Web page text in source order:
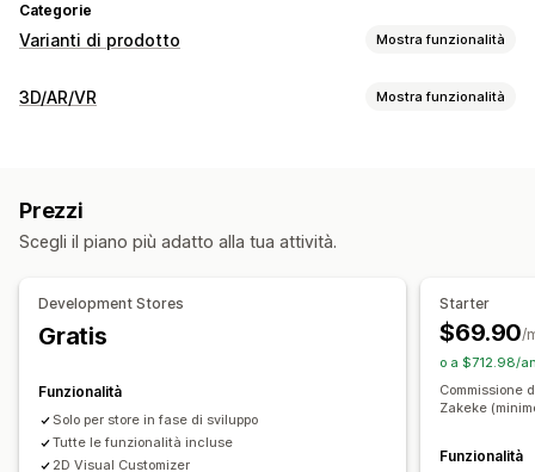
Categorie
Varianti di prodotto Mostra funzionalità
Personalizzazione
Pulsanti di opzione
Tabelle delle taglie Anteprima
Prezzi
Prezzi personalizzati
Prezzi dinamici
Supplementi per varianti Spese di configurazione
Prezzi a più livelli Supplementi premium
3D/AR/VR Mostra funzionalità
Camerino virtuale
Ridimensionamento dinamico
Visualizzatore incorporato
Varianti
Prodotti personalizzati
Trame
Caricamento di file Branding personalizzato
Adattivo per dispositivi mobili
Prezzi
Scegli il piano più adatto alla tua attività.
Development Stores
Gratis
Funzionalità
Solo per store in fase di sviluppo
Tutte le funzionalità incluse
2D Visual Customizer
Starter
$69.90/
o a $712.98/
Commissione
Zakeke
Funzionalità